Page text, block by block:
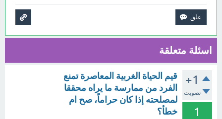
اسئلة متعلقة
+1
تصويت
1
قيم الحياة الغربية المعاصرة تمنع
الفرد من ممارسة ما يراه محققا
لمصلحته إذا كان حراماً، صح ام
خطأ؟